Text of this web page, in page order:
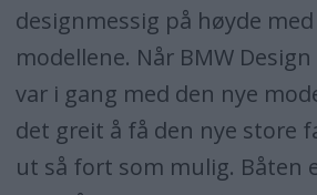
designmessig på høyde
modellene. Når BMW
var i gang med den nye
det greit å få den nye store
ut så fort som mulig. Båten